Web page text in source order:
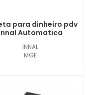
INNAL
MGE
para dinheiro pdv
Automatica